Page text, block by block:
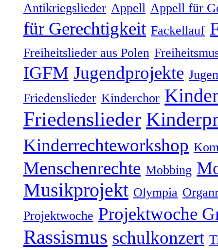
Antikriegslieder Appell Appell für
für Gerechtigkeit Fackellauf
Freiheitslieder aus Polen
IGFM Jugendprojekte
Friedenslieder Kinderchor
Friedenslieder
Kinderrechteworkshop
Menschenrechte Mobbing
Musikprojekt Olympia
Projektwoche Projektwoche
Rassismus schulkonzert